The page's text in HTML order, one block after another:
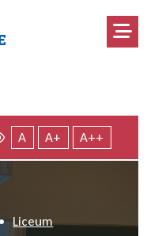
kontrastowa
Wersja domyślna
A A+ A++
Liceum